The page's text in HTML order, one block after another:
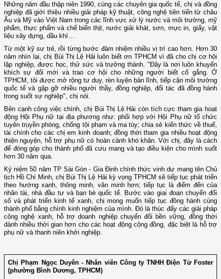
Những năm đầu thập niên 1990, cùng các chuyên gia quốc tế, chị và đồng
nghiệp đã giới thiệu nhiều giải pháp kỹ thuật, công nghệ tiên tiến từ châu
Âu và Mỹ vào Việt Nam trong các lĩnh vực xử lý nước và môi trường, mỹ
phẩm, thực phẩm và chế biến thịt, nước giải khát, sơn, mực in, giấy, vật
liệu xây dựng, dầu khí…
Từ một kỹ sư trẻ, rồi từng bước đảm nhiệm nhiều vị trí cao hơn. Hơn 30
năm nhìn lại, chị Bùi Thị Lệ Hải luôn biết ơn TPHCM vì đã cho chị cơ hội
lập nghiệp, được học, thử sức và trưởng thành. "Đây là nơi luôn khuyến
khích sự đổi mới và trao cơ hội cho những người biết cố gắng. Ở
TPHCM, tôi được mở rộng tư duy, rèn luyện bản lĩnh, tiếp cận môi trường
quốc tế và gặp gỡ nhiều người thầy, đồng nghiệp, đối tác đã đồng hành
trong suốt sự nghiệp", chị nói.
Bên cạnh công việc chính, chị Bùi Thị Lệ Hải còn tích cực tham gia hoạt
động Hội Phụ nữ tại địa phương như: phối hợp với Hội Phụ nữ tổ chức
tuyên truyền phòng, chống tội phạm và ma túy; chia sẻ kiến thức về thuế,
tài chính cho các chị em kinh doanh; đồng thời tham gia nhiều hoạt động
thiện nguyện, hỗ trợ phụ nữ có hoàn cảnh khó khăn. Với chị, đây là cách
để đóng góp cho thành phố đã cưu mang và tạo điều kiện cho mình suốt
hơn 30 năm qua.
Kỷ niệm 50 năm TP Sài Gòn - Gia Định chính thức vinh dự mang tên Chủ
tịch Hồ Chí Minh, chị Bùi Thị Lệ Hải kỳ vọng TPHCM sẽ tiếp tục phát triển
theo hướng xanh, thông minh, văn minh hơn; tiếp tục là điểm đến của
nhân tài, nhà đầu tư và bạn bè quốc tế. Bước vào giai đoạn chuyển đổi
số và phát triển kinh tế xanh, chị mong muốn tiếp tục đồng hành cùng
thành phố bằng chính kinh nghiệm của mình. Đó là thúc đẩy các giải pháp
công nghệ xanh, hỗ trợ doanh nghiệp chuyển đổi bền vững, đồng thời
dành nhiều thời gian hơn cho các hoạt động cộng đồng, đặc biệt là hỗ trợ
phụ nữ và thanh niên khởi nghiệp.
Chị Phạm Ngọc Duyên - Nhân viên Công ty TNHH Điện Tử Foster
(phường Bình Dương, TPHCM)